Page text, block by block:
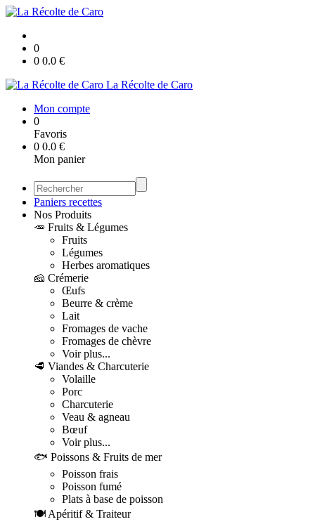
0
0 0.0 €
La Récolte de Caro
Mon compte
0
Favoris
0 0.0 €
Mon panier
Paniers recettes
Nos Produits
🥕 Fruits & Légumes
Fruits
Légumes
Herbes aromatiques
🧀 Crémerie
Œufs
Beurre & crème
Lait
Fromages de vache
Fromages de chèvre
Voir plus...
🥩 Viandes & Charcuterie
Volaille
Porc
Charcuterie
Veau & agneau
Bœuf
Voir plus...
🐟 Poissons & Fruits de mer
Poisson frais
Poisson fumé
Plats à base de poisson
🍽️ Apéritif & Traiteur